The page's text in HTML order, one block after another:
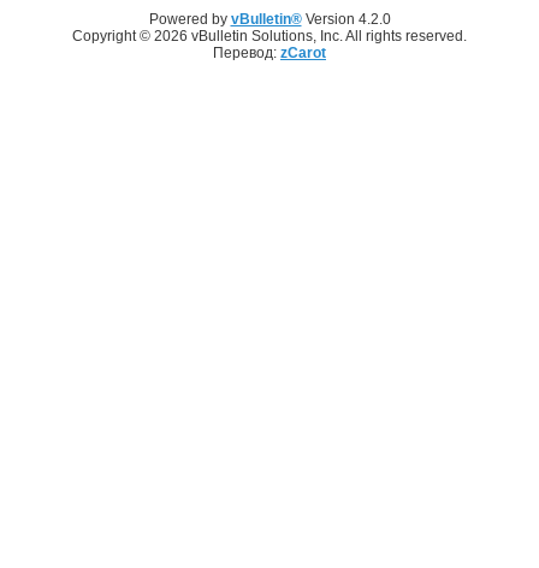
Powered by vBulletin®Version 4.2.0
Copyright © 2026 vBulletin Solutions, Inc. All rights reserved.
Перевод: zCarot